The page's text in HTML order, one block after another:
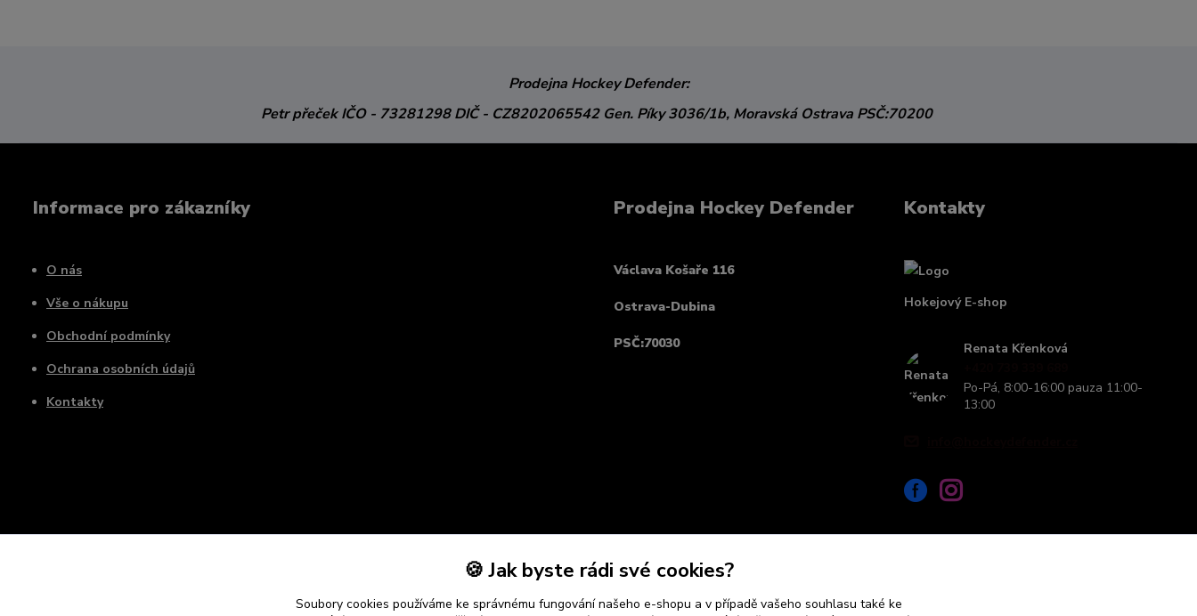
Prodejna Hockey Defender:
Petr přečekIČO - 73281298DIČ - CZ8202065542 Gen. Píky 3036/1b, Moravská Ostrava PSČ:70200
Informace pro zákazníky
O nás
Vše o nákupu
Obchodní podmínky
Ochrana osobních údajů
Kontakty
Prodejna Hockey Defender
Václava Košaře 116
Ostrava-Dubina
PSČ:70030
Kontakty
Hokejový E-shop
Renata Křenková
Po-Pá, 8:00-16:00 pauza 11:00-
13:00
🍪 Jak byste rádi své cookies?
Soubory cookies používáme ke správnému fungování našeho e-shopu a v případě vašeho souhlasu také ke